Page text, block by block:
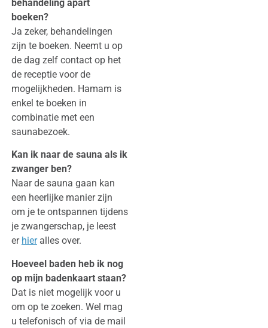
behandeling apart
boeken?
Ja zeker, behandelingen
zijn te boeken. Neemt u op
de dag zelf contact op het
de receptie voor de
mogelijkheden. Hamam is
enkel te boeken in
combinatie met een
saunabezoek.
Kan ik naar de sauna als ik
zwanger ben?
Naar de sauna gaan kan
een heerlijke manier zijn
om je te ontspannen tijdens
je zwangerschap, je leest
er hieralles over.
Hoeveel baden heb ik nog
op mijn badenkaart staan?
Dat is niet mogelijk voor u
om op te zoeken. Wel mag
u telefonisch of via de mail